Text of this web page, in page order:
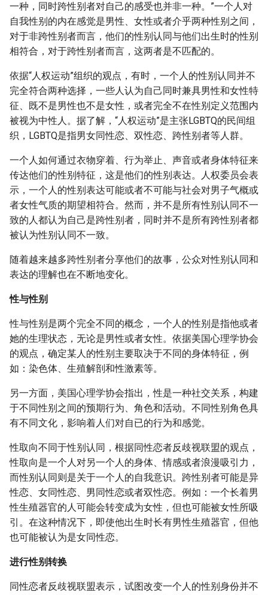
一种，同时跨性别者对自己的感受也并非一种。”一个人对
自我性别的内在感觉是男性、女性或者介乎两种性别之间，
对于非跨性别者而言，他们的性别认同与他们出生时的性别
相符合，对于跨性别者而言，这两者是不匹配的。
依据“人权运动”组织的观点，有时，一个人的性别认同并不
完全符合两种选择，一些人认为自己同时兼具男性和女性特
征、既不是男性也不是女性，或者完全不在性别定义范围内
被视为中性人。据了解，“人权运动”是主张LGBTQ的民间组
织，LGBTQ是指男女同性恋、双性恋、跨性别者等人群。
一个人如何通过衣物穿着、行为举止、声音或者身体特征来
传达他们的性别特征，这是他们的性别表达。人权委员会表
示，一个人的性别表达可能或者不可能与社会对男子气概或
者女性气质的期望相符合。然而，并不是所有性别认同不一
致的人都认为自己是跨性别者，同时并不是所有跨性别者都
被认为性别认同不一致。
随着越来越多跨性别者分享他们的故事，公众对性别认同和
表达的理解也在不断地变化。
性与性别
性与性别是两个完全不同的概念，一个人的性别是指他或者
她的生理状态，无论是男性或者女性。依据美国心理学协会
的观点，确定某人的性别主要取决于不同的身体特征，例
如：染色体、生殖解剖和性激素等。
另一方面，美国心理学协会指出，性是一种社交关系，构建
于不同性别之间的预期行为、角色和活动。不同性别角色具
有不同文化，影响着人们对自已的行为和感觉。
性取向不同于性别认同，根据同性恋者反歧视联盟的观点，
性取向是一个人对另一个人的身体、情感或者浪漫吸引力，
而性别认同则是关于一个人的自我意识。跨性别者可能是异
性恋、女同性恋、男同性恋或者双性恋。例如：一个长着男
性生殖器官的人可能会转变成为女性，但也可能被女性所吸
引。在这种情况下，即使他出生时长有男性生殖器官，但他
也可能被认为是女同性恋。
进行性别转换
同性恋者反歧视联盟表示，试图改变一个人的性别身份并不